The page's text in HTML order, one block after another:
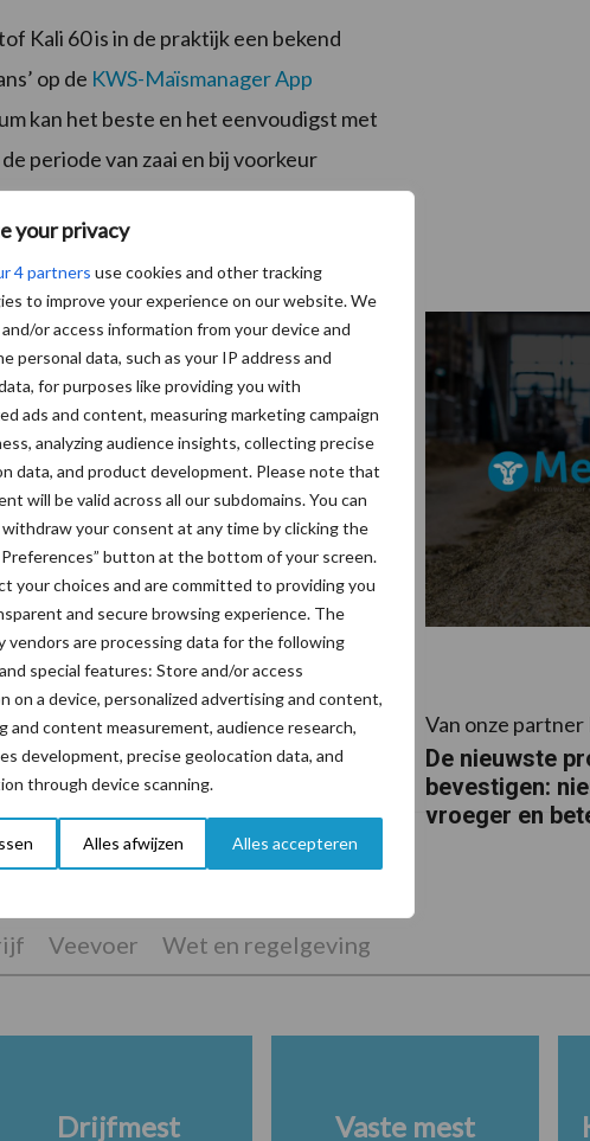
your privacy
4 partners use cookies and other tracking
to improve your experience on our website. We
or access information from your device and
personal data, such as your IP address and
for purposes like providing you with
ads and content, measuring marketing campaign
analyzing audience insights, collecting precise
data, and product development. Please note that
will be valid across all our subdomains. You can
your consent at any time by clicking the
button at the bottom of your screen.
your choices and are committed to providing you
and secure browsing experience. The
vendors are processing data for the following
special features: Store and/or access
on a device, personalized advertising and content,
and content measurement, audience research,
development, precise geolocation data, and
through device scanning.
Alles afwijzen Alles accepteren
Kali 60 is in de praktijk een bekend
op de KWS-Maïsmanager App
kan het beste en het eenvoudigst met
periode van zaai en bij voorkeur
partner KWS
KWS-rassen op de
Rassenlijst maïs 2018
Van onze partner
De nieuwste
bevestigen:
vroeger en
Veevoer Wet en regelgeving
Drijfmest Vaste mest